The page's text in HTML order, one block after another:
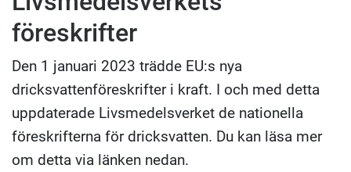
föreskrifter
Den 1 januari 2023 trädde EU:s nya
dricksvattenföreskrifter i kraft. I och med detta
uppdaterade Livsmedelsverket de nationella
föreskrifterna för dricksvatten. Du kan läsa mer
om detta via länken nedan.